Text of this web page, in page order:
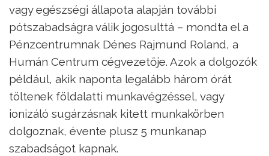
vagy egészségi állapota alapján további
pótszabadságra válik jogosulttá – mondta el a
Pénzcentrumnak Dénes Rajmund Roland, a
Humán Centrum cégvezetője. Azok a dolgozók
például, akik naponta legalább három órát
töltenek földalatti munkavégzéssel, vagy
ionizáló sugárzásnak kitett munkakörben
dolgoznak, évente plusz 5 munkanap
szabadságot kapnak.